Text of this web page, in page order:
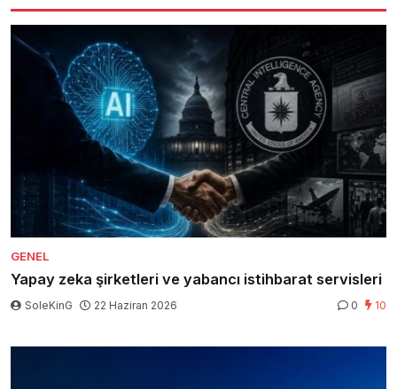
GENEL
Yapay zeka şirketleri ve yabancı istihbarat servisleri
SoleKinG 22 Haziran 2026 0 10